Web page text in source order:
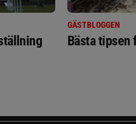
GÄSTBLOGGEN
Bästa tipsen